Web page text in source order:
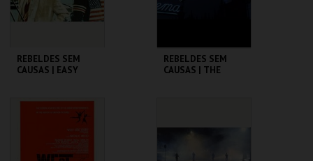
COMPRAR
REBELDES SEM
CAUSAS | EASY
CINEMATECA
REBELDES SEM
CAUSAS | THE